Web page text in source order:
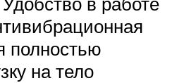
полностью
на тело